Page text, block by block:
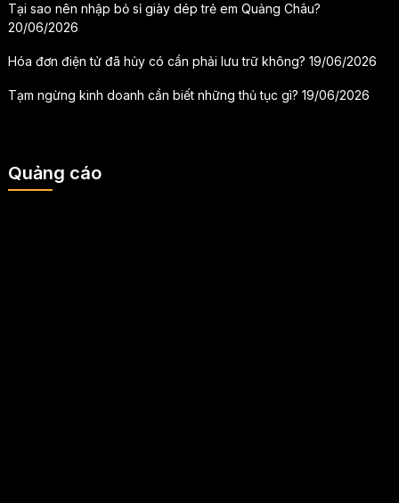
Tại sao nên nhập bỏ sỉ giày dép trẻ em Quảng Châu?
20/06/2026
Hóa đơn điện tử đã hủy có cần phải lưu trữ không? 19/06/2026
Tạm ngừng kinh doanh cần biết những thủ tục gì? 19/06/2026
Quảng cáo